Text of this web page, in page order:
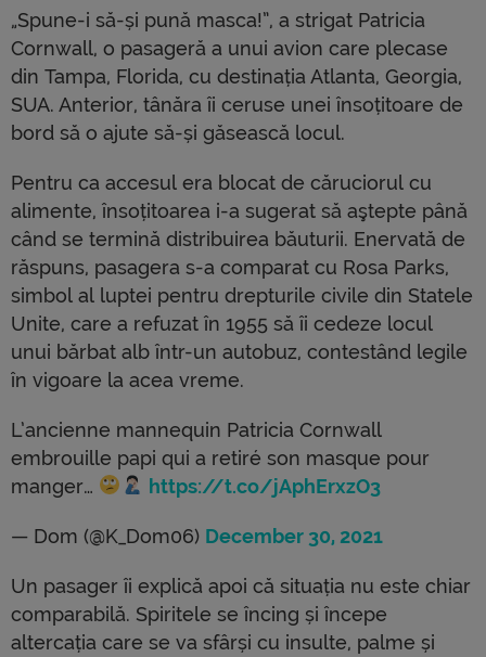
„Spune-i să-și pună masca!”, a strigat Patricia
Cornwall, o pasageră a unui avion care plecase
din Tampa, Florida, cu destinația Atlanta, Georgia,
SUA. Anterior, tânăra îi ceruse unei însoțitoare de
bord să o ajute să-și găsească locul.
Pentru ca accesul era blocat de căruciorul cu
alimente, însoțitoarea i-a sugerat să aştepte până
când se termină distribuirea băuturii. Enervată de
răspuns, pasagera s-a comparat cu Rosa Parks,
simbol al luptei pentru drepturile civile din Statele
Unite, care a refuzat în 1955 să îi cedeze locul
unui bărbat alb într-un autobuz, contestând legile
în vigoare la acea vreme.
L’ancienne mannequin Patricia Cornwall
embrouille papi qui a retiré son masque pour
manger…
https://t.co/jAphErxzO3
— Dom (@K_Dom06) December 30, 2021
Un pasager îi explică apoi că situația nu este chiar
comparabilă. Spiritele se încing și începe
altercația care se va sfârși cu insulte, palme și